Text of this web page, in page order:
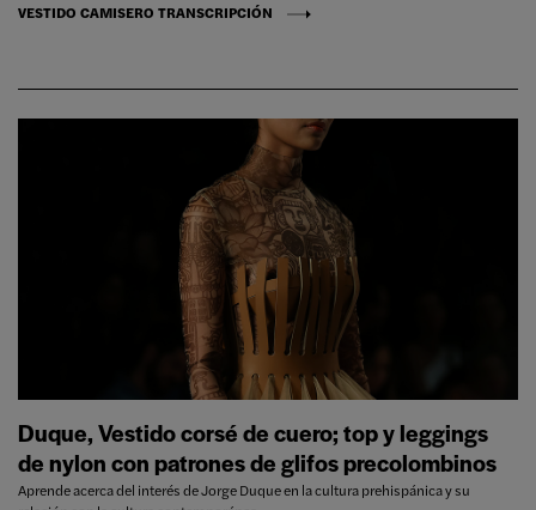
VESTIDO CAMISERO TRANSCRIPCIÓN
Duque, Vestido corsé de cuero; top y leggings
de nylon con patrones de glifos precolombinos
Aprende acerca del interés de Jorge Duque en la cultura prehispánica y su